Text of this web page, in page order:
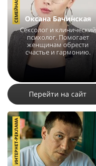
Оксана Бачинская
Сексолог и клинический
психолог. Помогает
женщинам обрести
счастье и гармонию.
Перейти на сайт
ИНТЕРНЕТ-РЕКЛАМА